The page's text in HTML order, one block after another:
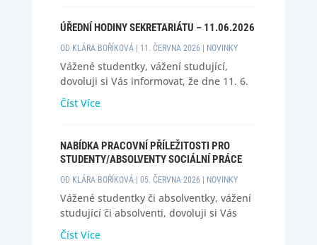
kvalifikační práce, budou svou práci
opravených verzí kvalifikačních...
ÚŘEDNÍ HODINY SEKRETARIÁTU – 11.06.2026
OD KLÁRA BOŘÍKOVÁ| 11. ČERVNA 2026| NOVINKY
Vážené studentky, vážení studující,
dovoluji si Vás informovat, že dne 11. 6.
jsou mé úřední hodiny zrušeny z důvodu
účasti na mini konferenci EU Peace. V
e-mailem na adrese kborik@ff.zcu.cz. S
pozdravem Klára Boříková
Číst Více
NABÍDKA PRACOVNÍ PŘÍLEŽITOSTI PRO
STUDENTY/ABSOLVENTY SOCIÁLNÍ PRÁCE
OD KLÁRA BOŘÍKOVÁ| 05. ČERVNA 2026| NOVINKY
Vážené studentky či absolventky, vážení
studující či absolventi, dovoluji si Vás
informovat o pracovní příležitosti v
Číst Více